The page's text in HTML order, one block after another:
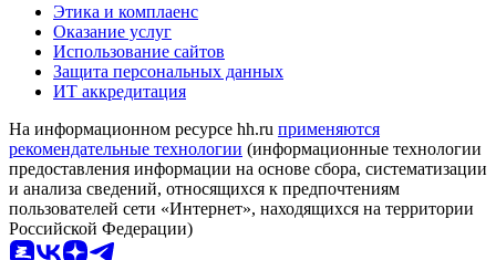
Этика и комплаенс
Оказание услуг
Использование сайтов
Защита персональных данных
ИТ аккредитация
На информационном ресурсе hh.ru применяются
рекомендательные технологии (информационные технологии
предоставления информации на основе сбора, систематизации
и анализа сведений, относящихся к предпочтениям
пользователей сети «Интернет», находящихся на территории
Российской Федерации)